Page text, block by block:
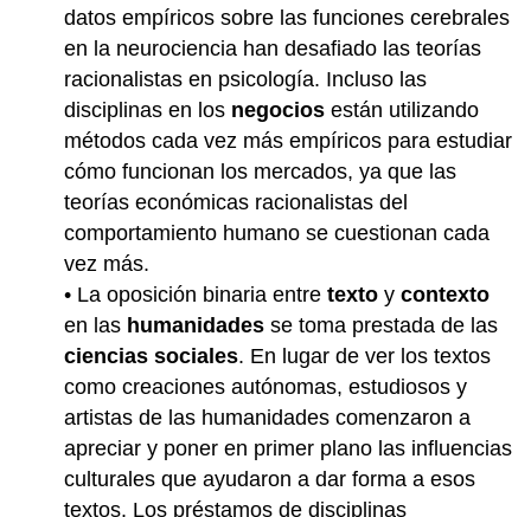
datos empíricos sobre las funciones cerebrales
en la neurociencia han desafiado las teorías
racionalistas en psicología. Incluso las
disciplinas en los negocios están utilizando
métodos cada vez más empíricos para estudiar
cómo funcionan los mercados, ya que las
teorías económicas racionalistas del
comportamiento humano se cuestionan cada
vez más.
• La oposición binaria entretexto ycontexto
en las humanidades se toma prestada de las
ciencias sociales. En lugar de ver los textos
como creaciones autónomas, estudiosos y
artistas de las humanidades comenzaron a
apreciar y poner en primer plano las influencias
culturales que ayudaron a dar forma a esos
textos. Los préstamos de disciplinas